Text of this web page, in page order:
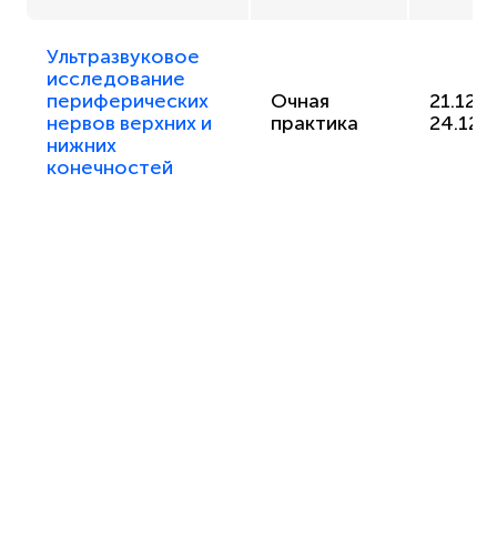
Ультразвуковое
исследование
периферических
нервов верхних и
нижних
конечностей
Очная
практика